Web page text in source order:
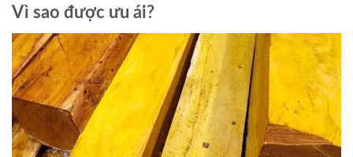
Vì sao được ưu ái?